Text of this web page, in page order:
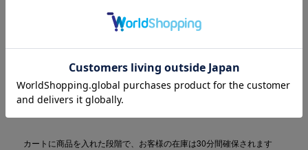
こちらの商品は、実店舗と在庫の共有をしておりますため、商品の手
配ができない場合はキャンセルとさせていただきます。キャンセルの
際は別途ご案内をお送りしますので予めご了承ください。
カートに商品を入れた段階で、お客様の在庫は30分間確保されます